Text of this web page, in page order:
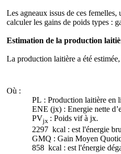
Les agneaux issus de ces
calculer les gains de poids types :
Estimation de la production
La production laitière a été
Où :
PL : Production laitière en
ENE (jx) : Energie nette
PVjx : Poids vif à jx.
2297 kcal : est l'énergie
GMQ : Gain Moyen
858 kcal : est l'énergie